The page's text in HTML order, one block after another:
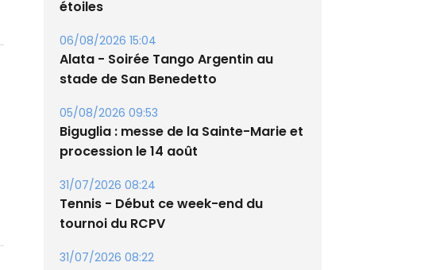
étoiles
06/08/2026 15:04
stade de San Benedetto
05/08/2026 09:53
procession le 14 août
31/07/2026 08:24
tournoi du RCPV